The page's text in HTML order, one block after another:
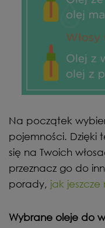
Na początek
pojemności. Dzięki
się na Twoich
przeznacz go do
porady, jak jeszcze
Wybrane oleje do